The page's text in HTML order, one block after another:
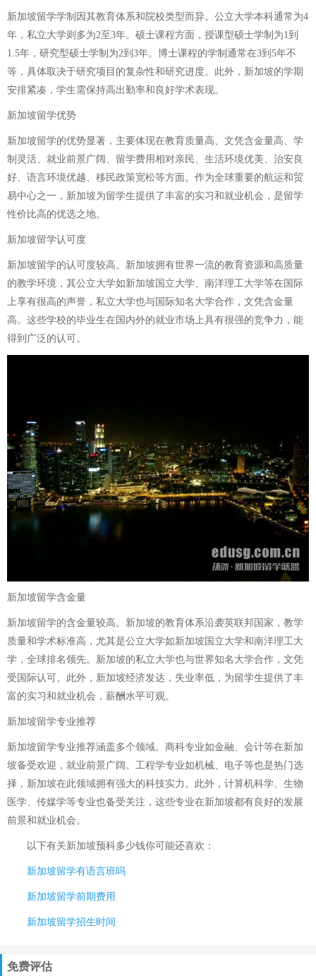
新加坡留学学制因其教育体系和院校类型而异。公立大学本科通常为4
年，私立大学则多为2至3年。硕士课程方面，授课型硕士学制为1到
1.5年，研究型硕士学制为2到3年。博士课程的学制通常在3到5年不
等，具体取决于研究项目的复杂性和研究进度。此外，新加坡的学期
安排紧凑，学生需保持高出勤率和良好学术表现。
新加坡留学优势
新加坡留学的优势显著，主要体现在教育质量高、文凭含金量高、学
制灵活、就业前景广阔、留学费用相对亲民、生活环境优美、治安良
好、语言环境优越、移民政策宽松等方面。作为全球重要的航运和贸
易中心之一，新加坡为留学生提供了丰富的实习和就业机会，是留学
性价比高的优选之地。
新加坡留学认可度
新加坡留学的认可度较高。新加坡拥有世界一流的教育资源和高质量
的教学环境，其公立大学如新加坡国立大学、南洋理工大学等在国际
上享有很高的声誉，私立大学也与国际知名大学合作，文凭含金量
高。这些学校的毕业生在国内外的就业市场上具有很强的竞争力，能
得到广泛的认可。
新加坡留学含金量
新加坡留学的含金量较高。新加坡的教育体系沿袭英联邦国家，教学
质量和学术标准高，尤其是公立大学如新加坡国立大学和南洋理工大
学，全球排名领先。新加坡的私立大学也与世界知名大学合作，文凭
受国际认可。此外，新加坡经济发达，失业率低，为留学生提供了丰
富的实习和就业机会，薪酬水平可观。
新加坡留学专业推荐
新加坡留学专业推荐涵盖多个领域。商科专业如金融、会计等在新加
坡备受欢迎，就业前景广阔。工程学专业如机械、电子等也是热门选
择，新加坡在此领域拥有强大的科技实力。此外，计算机科学、生物
医学、传媒学等专业也备受关注，这些专业在新加坡都有良好的发展
前景和就业机会。
以下有关新加坡预科多少钱你可能还喜欢：
新加坡留学有语言班吗
新加坡留学前期费用
新加坡留学招生时间
免费评估